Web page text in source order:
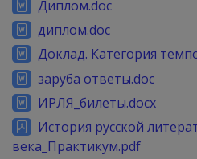
Диплом.doc
диплом.doc
Доклад. Категория
заруба ответы.doc
ИРЛЯ_билеты.docx
История русской
века_Практикум.pdf